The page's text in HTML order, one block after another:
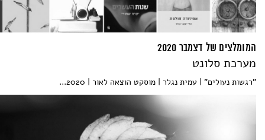
המומלצים של דצמבר 2020
מערכת סלונט
"רגשות נעולים" | עמית נגלר | מוסקט הוצאה לאור | 2020...